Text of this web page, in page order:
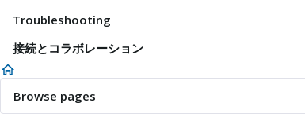
Troubleshooting
接続とコラボレーション
Browse pages